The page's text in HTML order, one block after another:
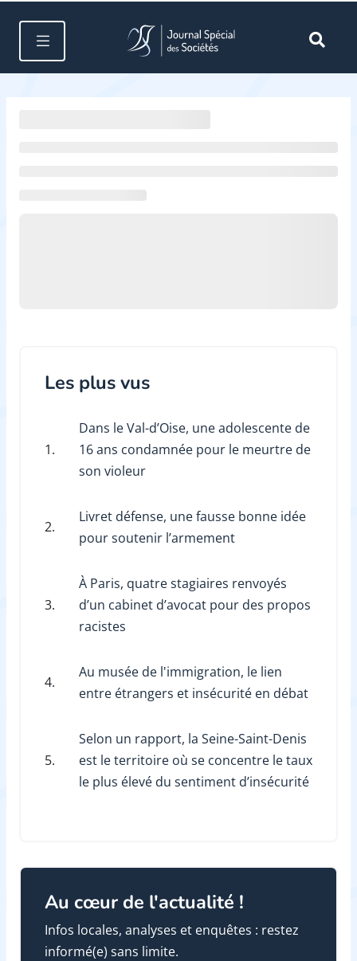
Les plus vus
1.
Dans le Val-d’Oise, une adolescente de
16 ans condamnée pour le meurtre de
son violeur
2.
Livret défense, une fausse bonne idée
pour soutenir l’armement
3.
À Paris, quatre stagiaires renvoyés
d’un cabinet d’avocat pour des propos
racistes
4.
Au musée de l'immigration, le lien
entre étrangers et insécurité en débat
5.
Selon un rapport, la Seine-Saint-Denis
est le territoire où se concentre le taux
le plus élevé du sentiment d’insécurité
Au cœur de l'actualité !
Infos locales, analyses et enquêtes : restez
informé(e) sans limite.